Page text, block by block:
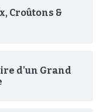
Croûtons &
d’un Grand